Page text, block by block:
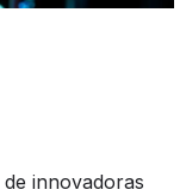
innovadoras